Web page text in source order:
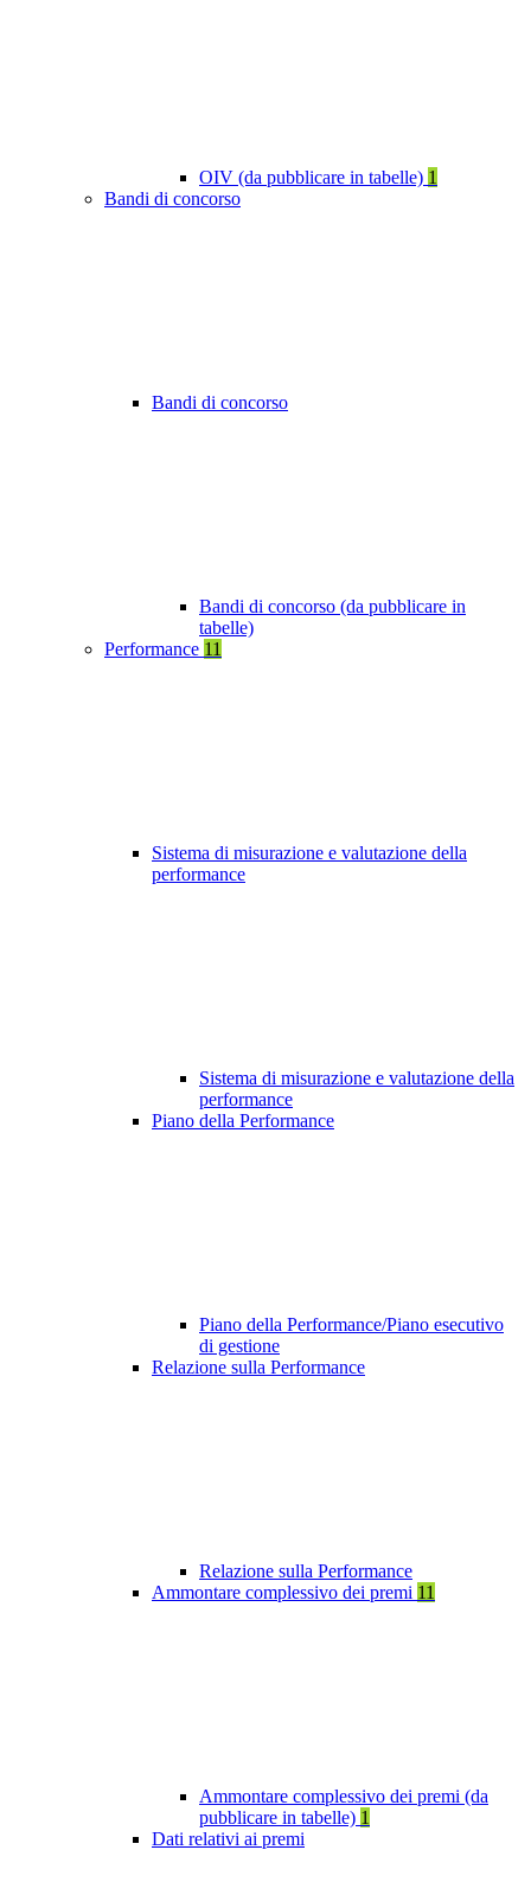
OIV (da pubblicare in tabelle) 1
Bandi di concorso
Bandi di concorso
Bandi di concorso (da pubblicare in
tabelle)
Performance 11
Sistema di misurazione e valutazione della
performance
Sistema di misurazione e valutazione della
performance
Piano della Performance
Piano della Performance/Piano esecutivo
di gestione
Relazione sulla Performance
Relazione sulla Performance
Ammontare complessivo dei premi 11
Ammontare complessivo dei premi (da
pubblicare in tabelle) 1
Dati relativi ai premi